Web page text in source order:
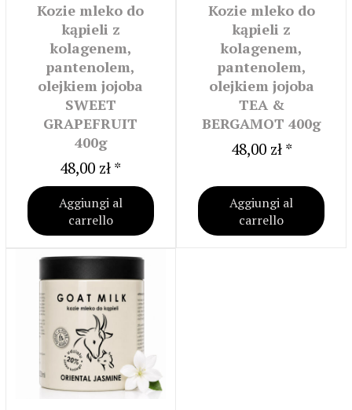
Kozie mleko do
kąpieli z
kolagenem,
pantenolem,
olejkiem jojoba
SWEET
GRAPEFRUIT
400g
48,00 zł *
Aggiungi al
carrello
Kozie mleko do
kąpieli z
kolagenem,
pantenolem,
olejkiem jojoba
TEA &
BERGAMOT 400g
48,00 zł *
Aggiungi al
carrello